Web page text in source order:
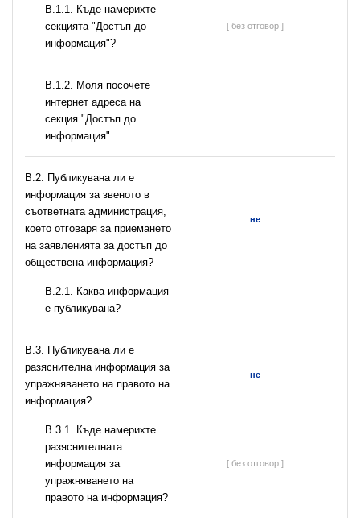
В.1.1. Къде намерихте
секцията "Достъп до
информация"?
[ без отговор ]
B.1.2. Моля посочете
интернет адреса на
секция "Достъп до
информация"
В.2. Публикувана ли е
информация за звеното в
съответната администрация,
което отговаря за приемането
на заявленията за достъп до
обществена информация?
не
B.2.1. Каква информация
е публикувана?
В.3. Публикувана ли е
разяснителна информация за
упражняването на правото на
информация?
не
В.3.1. Къде намерихте
разяснителната
информация за
упражняването на
правото на информация?
[ без отговор ]